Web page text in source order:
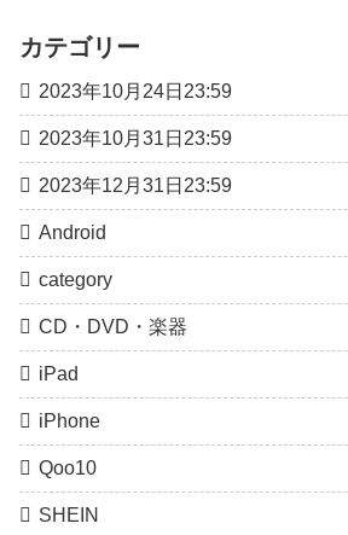
カテゴリー
2023年10月24日23:59
2023年10月31日23:59
2023年12月31日23:59
Android
category
CD・DVD・楽器
iPad
iPhone
Qoo10
SHEIN